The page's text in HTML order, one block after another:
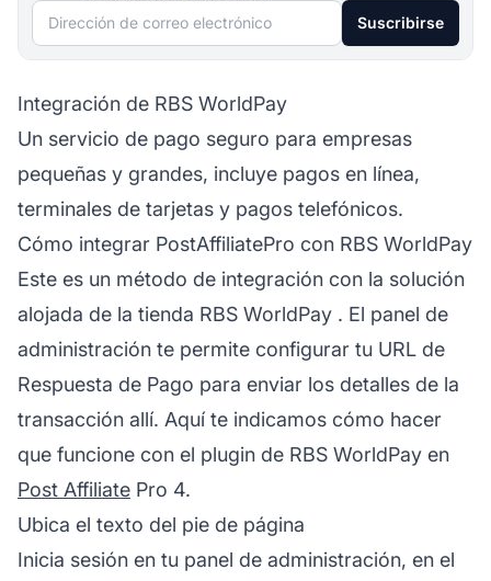
Dirección de correo electrónico Suscribirse
Integración de RBS WorldPay
Un servicio de pago seguro para empresas
pequeñas y grandes, incluye pagos en línea,
terminales de tarjetas y pagos telefónicos.
Cómo integrar PostAffiliatePro con RBS WorldPay
Este es un método de integración con la solución
alojada de la tienda RBS WorldPay . El panel de
administración te permite configurar tu URL de
Respuesta de Pago para enviar los detalles de la
transacción allí. Aquí te indicamos cómo hacer
que funcione con el plugin de RBS WorldPay en
Post Affiliate Pro 4.
Ubica el texto del pie de página
Inicia sesión en tu panel de administración, en el